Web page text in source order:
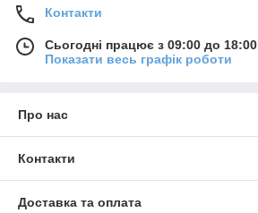
Контакти
Сьогодні працює з 09:00 до 18:00
Показати весь графік роботи
Про нас
Контакти
Доставка та оплата